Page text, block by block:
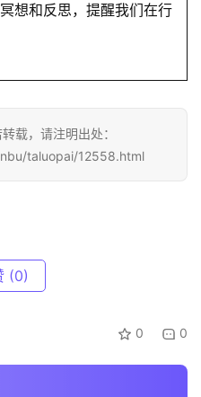
想和反思，提醒我们在行
载，请注明出处：
taluopai/12558.html
(0)
0 0